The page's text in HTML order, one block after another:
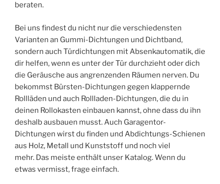
beraten.
Bei uns findest du nicht nur die verschiedensten
Varianten an Gummi-Dichtungen und Dichtband,
sondern auch Türdichtungen mit Absenkautomatik, die
dir helfen, wenn es unter der Tür durchzieht oder dich
die Geräusche aus angrenzenden Räumen nerven. Du
bekommst Bürsten-Dichtungen gegen klappernde
Rollläden und auch Rollladen-Dichtungen, die du in
deinen Rollokasten einbauen kannst, ohne dass du ihn
deshalb ausbauen musst. Auch Garagentor-
Dichtungen wirst du finden und Abdichtungs-Schienen
aus Holz, Metall und Kunststoff und noch viel
mehr. Das meiste enthält unser Katalog. Wenn du
etwas vermisst, frage einfach.